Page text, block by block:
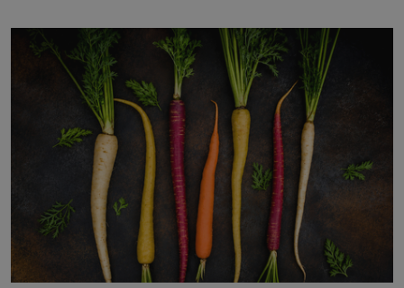
zaopatřený mladý muž. Manželství nám oběma moc
nesvědčilo, brzy jsme zjistili, že